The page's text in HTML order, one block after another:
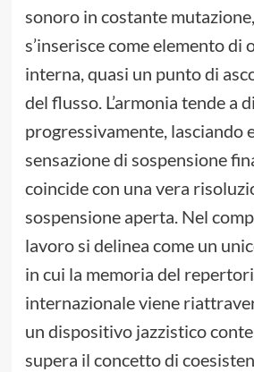
sonoro in costante
s’inserisce come elemento di
interna, quasi un punto di
del flusso. L’armonia tende a
progressivamente, lasciando
sensazione di sospensione
coincide con una vera
sospensione aperta. Nel
lavoro si delinea come un
in cui la memoria del
internazionale viene
un dispositivo jazzistico
supera il concetto di